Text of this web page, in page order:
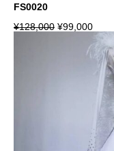
FS0020
¥128,000 ¥99,000